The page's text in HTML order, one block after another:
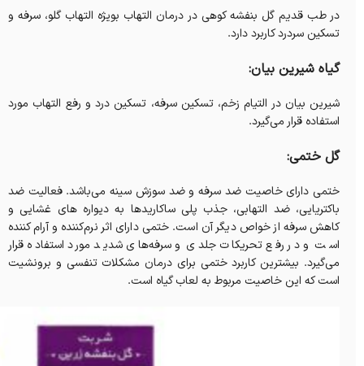
در طب قدیم گل بنفشه کوهی در درمان التهاب بویژه التهاب گلو، سرفه و
تسکین سردرد کاربرد دارد.
گیاه شیرین بیان:
شیرین بیان در التیام زخم، تسکین سرفه، تسکین درد و رفع التهاب مورد
استفاده قرار می‌گیرد.
گل ختمی:
ختمی دارای خاصیت ضد سرفه و ضد سوزش سینه می‌باشد. فعالیت ضد
باکتریایی، ضد التهابی، جذب پلی ساکاریدها به دیواره های غشایی و
کاهش سرفه از خواص دیگر آن است. ختمی دارای اثر نرم‌کننده و آرام کننده
است و در رفع تحریکات جلدی و سرفه‌های شدید مورد استفاده قرار
می‌گیرد. بیشترین کاربرد ختمی برای درمان مشکلات تنفسی و برونشیت
است که این خاصیت مربوط به لعاب گیاه است.